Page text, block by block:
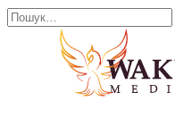
Перейти
Search